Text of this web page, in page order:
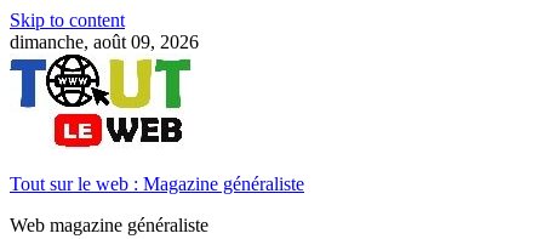
Skip to content
dimanche, août 09, 2026
Tout sur le web : Magazine généraliste
Web magazine généraliste